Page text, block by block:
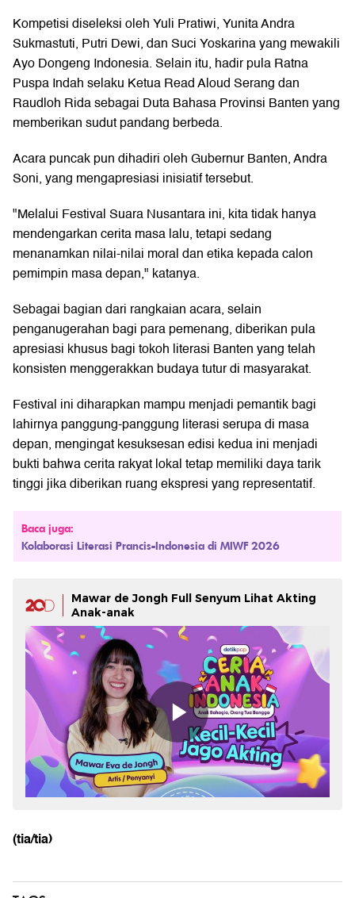
Kompetisi diseleksi oleh Yuli Pratiwi, Yunita Andra
Sukmastuti, Putri Dewi, dan Suci Yoskarina yang mewakili
Ayo Dongeng Indonesia. Selain itu, hadir pula Ratna
Puspa Indah selaku Ketua Read Aloud Serang dan
Raudloh Rida sebagai Duta Bahasa Provinsi Banten yang
memberikan sudut pandang berbeda.
Acara puncak pun dihadiri oleh Gubernur Banten, Andra
Soni, yang mengapresiasi inisiatif tersebut.
"Melalui Festival Suara Nusantara ini, kita tidak hanya
mendengarkan cerita masa lalu, tetapi sedang
menanamkan nilai-nilai moral dan etika kepada calon
pemimpin masa depan," katanya.
Sebagai bagian dari rangkaian acara, selain
penganugerahan bagi para pemenang, diberikan pula
apresiasi khusus bagi tokoh literasi Banten yang telah
konsisten menggerakkan budaya tutur di masyarakat.
Festival ini diharapkan mampu menjadi pemantik bagi
lahirnya panggung-panggung literasi serupa di masa
depan, mengingat kesuksesan edisi kedua ini menjadi
bukti bahwa cerita rakyat lokal tetap memiliki daya tarik
tinggi jika diberikan ruang ekspresi yang representatif.
Baca juga:
Kolaborasi Literasi Prancis-Indonesia di MIWF 2026
Mawar de Jongh Full Senyum Lihat Akting
Anak-anak
(tia/tia)